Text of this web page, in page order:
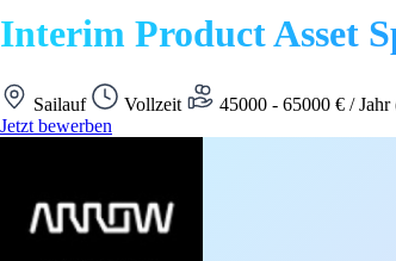
Interim Product Asset
Sailauf Vollzeit 45000 - 65000 € / Jahr
Jetzt bewerben